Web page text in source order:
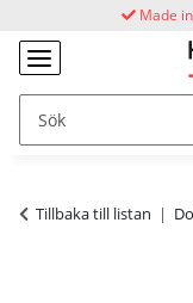
Made
Tillbaka till listan